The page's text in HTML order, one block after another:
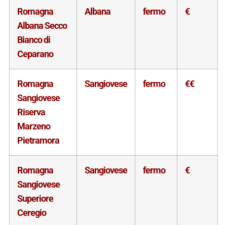
Romagna
Albana Secco
Bianco di
Ceparano
Albana fermo €
Romagna
Sangiovese
Riserva
Marzeno
Pietramora
Sangiovese fermo €€
Romagna
Sangiovese
Superiore
Ceregio
Sangiovese fermo €